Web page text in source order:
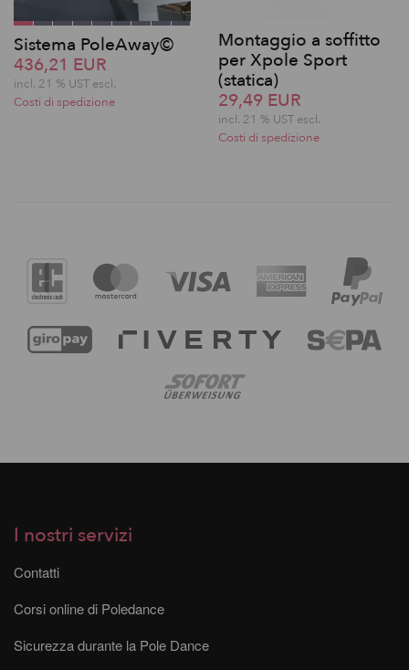
Sistema PoleAway©
436,21 EUR
incl. 21 % UST escl.
Costi di spedizione
Montaggio a soffitto
per Xpole Sport
(statica)
29,49 EUR
incl. 21 % UST escl.
Costi di spedizione
I nostri servizi
Contatti
Corsi online di Poledance
Sicurezza durante la Pole Dance